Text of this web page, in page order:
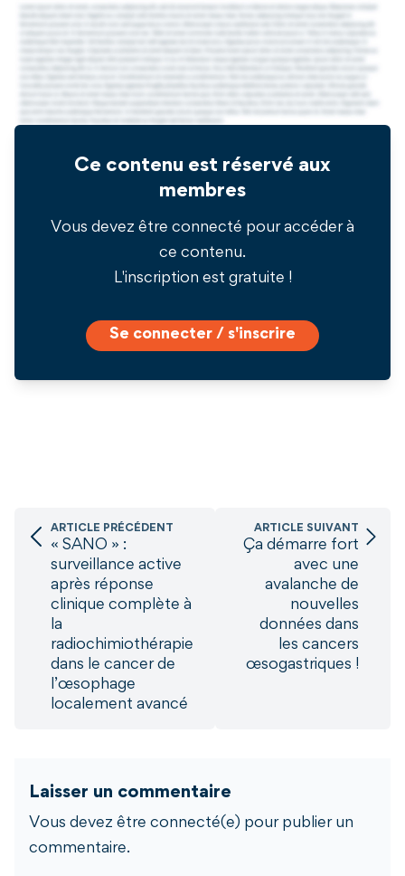
Ce contenu est réservé aux
membres
Vous devez être connecté pour accéder à
ce contenu.
L'inscription est gratuite !
Se connecter / s'inscrire
ARTICLE PRÉCÉDENT
« SANO » :
surveillance active
après réponse
clinique complète à
la
radiochimiothérapie
dans le cancer de
l’œsophage
localement avancé
ARTICLE SUIVANT
Ça démarre fort
avec une
avalanche de
nouvelles
données dans
les cancers
œsogastriques !
Laisser un commentaire
Vous devez être connecté(e) pour publier un
commentaire.